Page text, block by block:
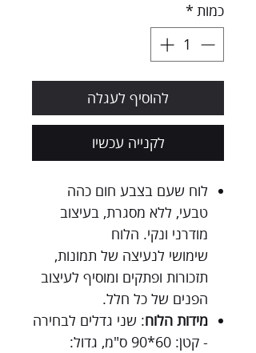
כמות *
להוסיף לעגלה
לקנייה עכשיו
לוח שעם בצבע חום כהה
טבעי, ללא מסגרת, בעיצוב
מודרני ונקי. הלוח
שימושי לנעיצה של תמונות,
תזכורות ופתקים ומוסיף לעיצוב
הפנים של כל חלל.
מידות הלוח: שני גדלים לבחירה
- קטן: 60*90 ס"מ, גדול: